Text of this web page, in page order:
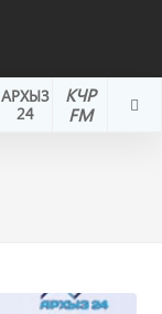
КЧР
FM
АРХЫЗ
24